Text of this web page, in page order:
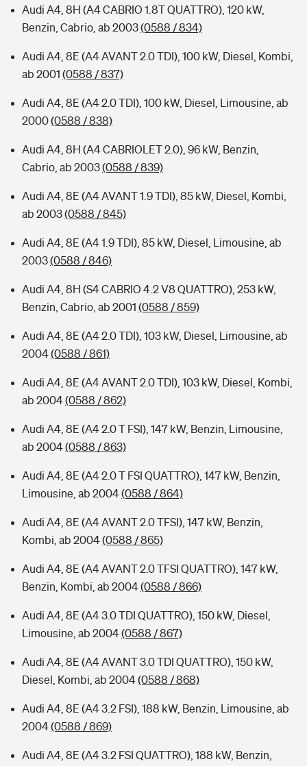
Audi A4, 8H (A4 CABRIO 1.8T QUATTRO), 120 kW,
Benzin, Cabrio, ab 2003(0588 / 834)
Audi A4, 8E (A4 AVANT 2.0 TDI), 100 kW, Diesel, Kombi,
ab 2001 (0588 / 837)
Audi A4, 8E (A4 2.0 TDI), 100 kW, Diesel, Limousine, ab
2000(0588 / 838)
Audi A4, 8H (A4 CABRIOLET 2.0), 96 kW, Benzin,
Cabrio, ab 2003(0588 / 839)
Audi A4, 8E (A4 AVANT 1.9 TDI), 85 kW, Diesel, Kombi,
ab 2003(0588 / 845)
Audi A4, 8E (A4 1.9 TDI), 85 kW, Diesel, Limousine, ab
2003(0588 / 846)
Audi A4, 8H (S4 CABRIO 4.2 V8 QUATTRO), 253 kW,
Benzin, Cabrio, ab 2001 (0588 / 859)
Audi A4, 8E (A4 2.0 TDI), 103 kW, Diesel, Limousine, ab
2004(0588 / 861)
Audi A4, 8E (A4 AVANT 2.0 TDI), 103 kW, Diesel, Kombi,
ab 2004(0588 / 862)
Audi A4, 8E (A4 2.0 T FSI), 147 kW, Benzin, Limousine,
ab 2004(0588 / 863)
Audi A4, 8E (A4 2.0 T FSI QUATTRO), 147 kW, Benzin,
Limousine, ab 2004(0588 / 864)
Audi A4, 8E (A4 AVANT 2.0 TFSI), 147 kW, Benzin,
Kombi, ab 2004(0588 / 865)
Audi A4, 8E (A4 AVANT 2.0 TFSI QUATTRO), 147 kW,
Benzin, Kombi, ab 2004(0588 / 866)
Audi A4, 8E (A4 3.0 TDI QUATTRO), 150 kW, Diesel,
Limousine, ab 2004(0588 / 867)
Audi A4, 8E (A4 AVANT 3.0 TDI QUATTRO), 150 kW,
Diesel, Kombi, ab 2004(0588 / 868)
Audi A4, 8E (A4 3.2 FSI), 188 kW, Benzin, Limousine, ab
2004(0588 / 869)
Audi A4, 8E (A4 3.2 FSI QUATTRO), 188 kW, Benzin,